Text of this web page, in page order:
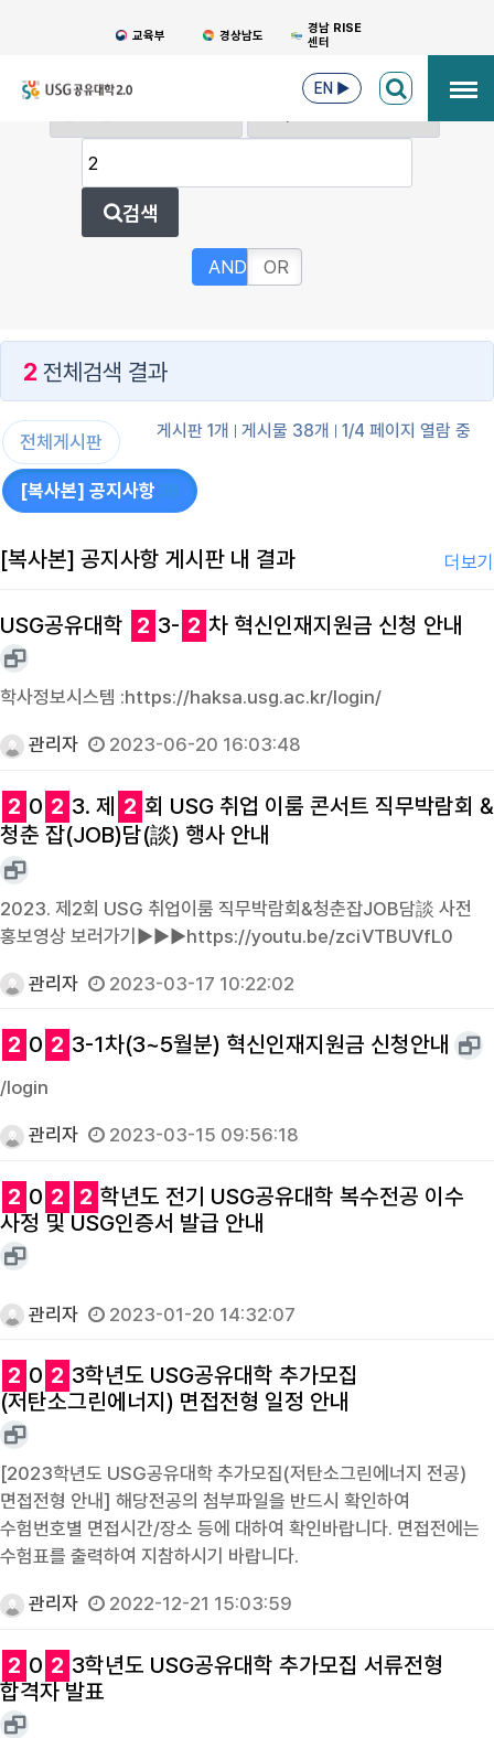
교육부 경상남도
경남 RISE
센터
EN ▶
검색
AND OR
2 전체검색 결과
게시판 1개 게시물 38개 1/4 페이지 열람 중
전체게시판
[복사본] 공지사항 38
[복사본] 공지사항 게시판 내 결과 더보기
USG공유대학 2 3- 2 차 혁신인재지원금 신청 안내
학사정보시스템 :https://haksa.usg.ac.kr/login/
관리자 2023-06-20 16:03:48
2 0 2 3. 제 2 회 USG 취업 이룸 콘서트 직무박람회 &
청춘 잡(JOB)담(談) 행사 안내
2023. 제2회 USG 취업이룸 직무박람회&청춘잡JOB담談 사전
홍보영상 보러가기▶▶▶https://youtu.be/zciVTBUVfL0
관리자 2023-03-17 10:22:02
2 0 2 3-1차(3~5월분) 혁신인재지원금 신청안내
/login
관리자 2023-03-15 09:56:18
2 0 2 2 학년도 전기 USG공유대학 복수전공 이수
사정 및 USG인증서 발급 안내
관리자 2023-01-20 14:32:07
2 0 2 3학년도 USG공유대학 추가모집
(저탄소그린에너지) 면접전형 일정 안내
[2023학년도 USG공유대학 추가모집(저탄소그린에너지 전공)
면접전형 안내] 해당전공의 첨부파일을 반드시 확인하여
수험번호별 면접시간/장소 등에 대하여 확인바랍니다. 면접전에는
수험표를 출력하여 지참하시기 바랍니다.
관리자 2022-12-21 15:03:59
2 0 2 3학년도 USG공유대학 추가모집 서류전형
합격자 발표